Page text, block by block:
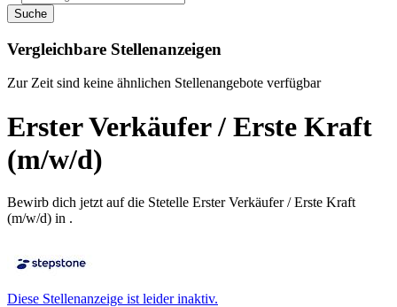
Suche
Vergleichbare Stellenanzeigen
Zur Zeit sind keine ähnlichen Stellenangebote verfügbar
Erster Verkäufer / Erste Kraft
(m/w/d)
Bewirb dich jetzt auf die Stetelle Erster Verkäufer / Erste Kraft
(m/w/d) in .
Diese Stellenanzeige ist leider inaktiv.